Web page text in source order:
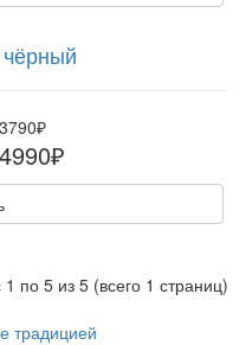
чёрный
3790₽
4990₽
по 5 из 5 (всего 1 страниц)
традицией